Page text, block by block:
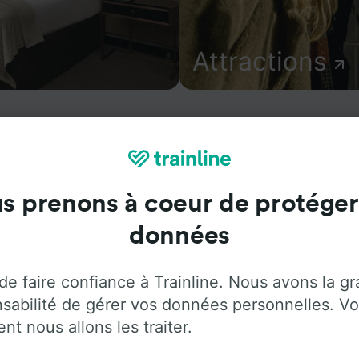
Attractions
essentielles et réservez vos billets de train à partir
dans 45 pays avec 270 compagnies ferroviaires
vous pouvez voyager avec Trainline aujourd’hui.
prenons à coeur de
données
faire confiance à Trainline. Nous avons la
de gérer vos données personnelles.
nous allons les traiter.